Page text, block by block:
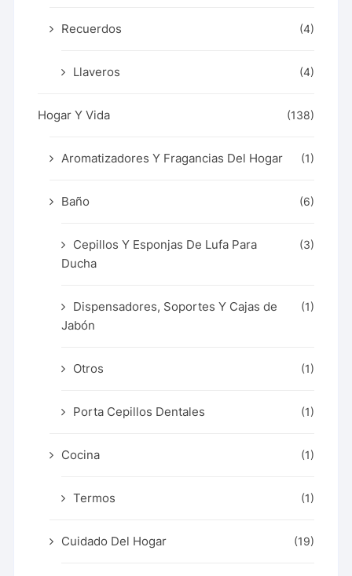
Recuerdos (4)
Llaveros (4)
Hogar Y Vida (138)
Aromatizadores Y Fragancias Del Hogar (1)
Baño (6)
Cepillos Y Esponjas De Lufa Para
Ducha
(3)
Dispensadores, Soportes Y Cajas de
Jabón
(1)
Otros (1)
Porta Cepillos Dentales (1)
Cocina (1)
Termos (1)
Cuidado Del Hogar (19)